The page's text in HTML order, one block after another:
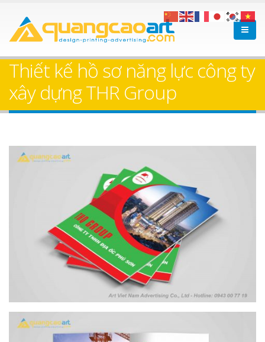
Thiết kế hồ sơ năng lực công ty
xây dựng THR Group